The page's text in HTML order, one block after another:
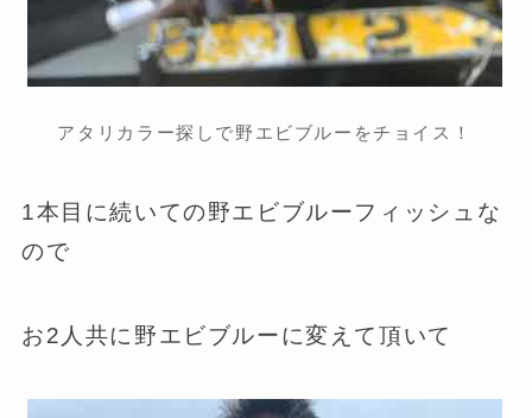
アタリカラー探しで野エビブルーをチョイス！
1本目に続いての野エビブルーフィッシュな
ので
お2人共に野エビブルーに変えて頂いて